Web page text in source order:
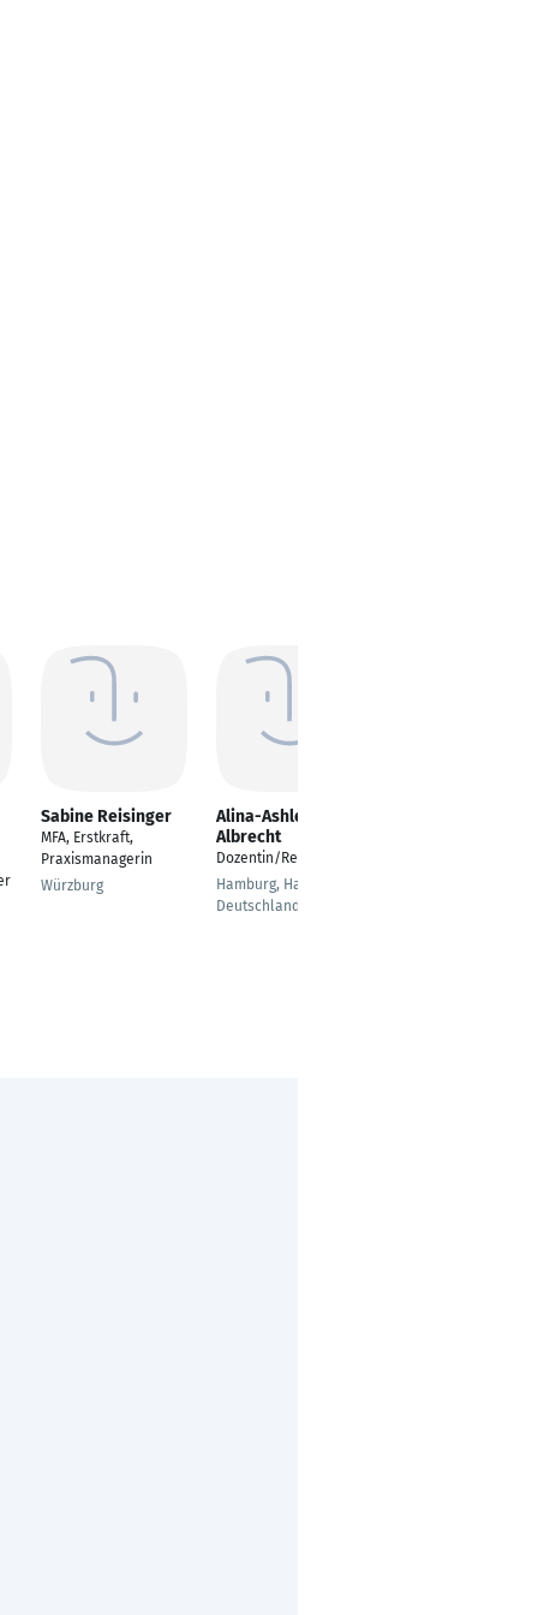
Sabine Reisinger
MFA, Erstkraft,
Praxismanagerin
Würzburg
Alina-Ashleen
Albrecht
Dozentin/Referentin
Hamburg, Hamburg,
Deutschland